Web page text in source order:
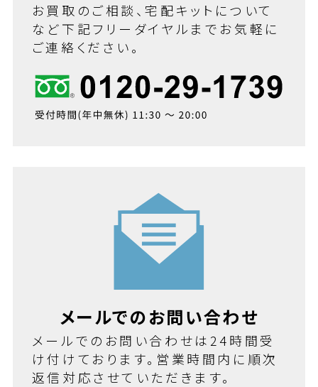
お買取のご相談、宅配キットについて
など下記フリーダイヤルまでお気軽に
ご連絡ください。
メールでのお問い合わせ
メールでのお問い合わせは24時間受
け付けております。営業時間内に順次
返信対応させていただきます。